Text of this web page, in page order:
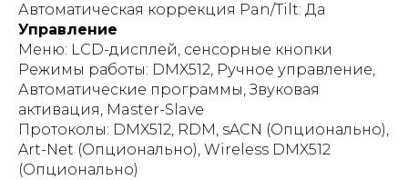
Автоматическая коррекция Pan/Tilt: Да
Управление
Меню: LCD-дисплей, сенсорные кнопки
Режимы работы: DMX512, Ручное управление,
Автоматические программы, Звуковая
активация, Master-Slave
Протоколы: DMX512, RDM, sACN (Опционально),
Art-Net (Опционально), Wireless DMX512
(Опционально)